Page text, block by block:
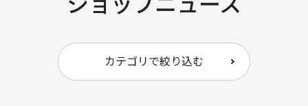
カテゴリで絞り込む